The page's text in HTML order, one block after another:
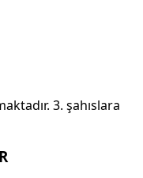
3. şahıslara